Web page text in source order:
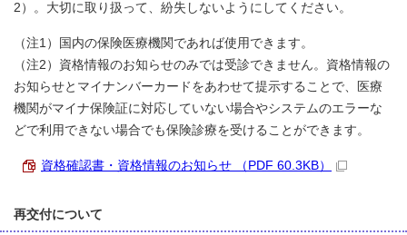
2）。大切に取り扱って、紛失しないようにしてください。
（注1）国内の保険医療機関であれば使用できます。
（注2）資格情報のお知らせのみでは受診できません。資格情報の
お知らせとマイナンバーカードをあわせて提示することで、医療
機関がマイナ保険証に対応していない場合やシステムのエラーな
どで利用できない場合でも保険診療を受けることができます。
資格確認書・資格情報のお知らせ （PDF 60.3KB）
再交付について